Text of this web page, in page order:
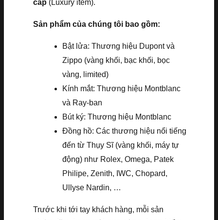
cấp (Luxury item).
Sản phẩm của chúng tôi bao gồm:
Bật lửa: Thương hiệu Dupont và
Zippo (vàng khối, bạc khối, bọc
vàng, limited)
Kính mắt: Thương hiệu Montblanc
và Ray-ban
Bút ký: Thương hiệu Montblanc
Đồng hồ: Các thương hiệu nổi tiếng
đến từ Thụy Sĩ (vàng khối, máy tự
động) như Rolex, Omega, Patek
Philipe, Zenith, IWC, Chopard,
Ullyse Nardin, …
Trước khi tới tay khách hàng, mỗi sản